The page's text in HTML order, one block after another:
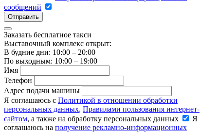
сообщений
Отправить
Заказать бесплатное такси
Выставочный комплекс открыт:
В будние дни: 10:00 – 20:00
По выходным: 10:00 – 19:00
Имя
Телефон
Адрес подачи машины
Я соглашаюсь с Политикой в отношении обработки
персональных данных, Правилами пользования интернет-
сайтом, а также на обработку персональных данных
Я
соглашаюсь на получение рекламно-информационных